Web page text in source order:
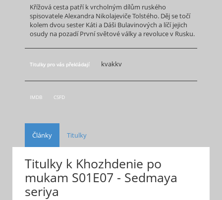
Křížová cesta patří k vrcholným dílům ruského
spisovatele Alexandra Nikolajeviče Tolstého. Děj se točí
kolem dvou sester Káti a Dáši Bulavinových a líčí jejich
osudy na pozadí První světové války a revoluce v Rusku.
Titulky pro vás překládají kvakkv
IMDB CSFD
Články Titulky
Titulky k Khozhdenie po
mukam S01E07 - Sedmaya
seriya